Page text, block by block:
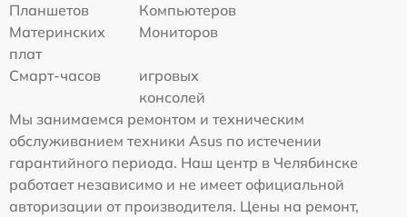
Планшетов
Компьютеров
Материнских
плат
Мониторов
Смарт-часов
игровых
консолей
Мы занимаемся ремонтом и техническим
обслуживанием техники Asus по истечении
гарантийного периода. Наш центр в Челябинске
работает независимо и не имеет официальной
авторизации от производителя. Цены на ремонт,